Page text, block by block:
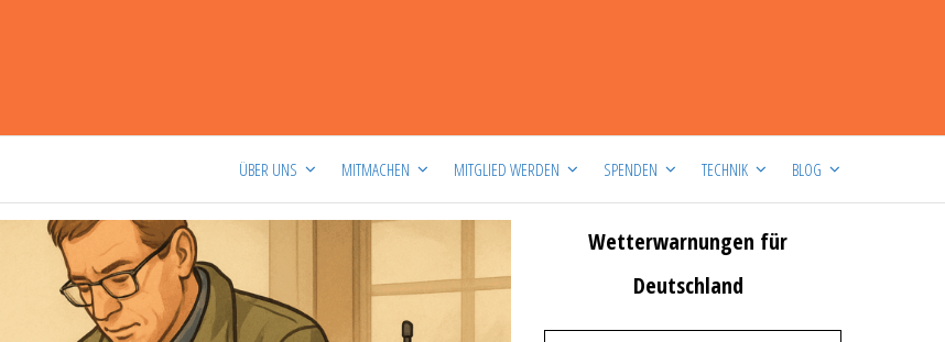
ÜBER UNS MITMACHEN MITGLIED WERDEN SPENDEN TECHNIK BLOG
Wetterwarnungen für
Deutschland